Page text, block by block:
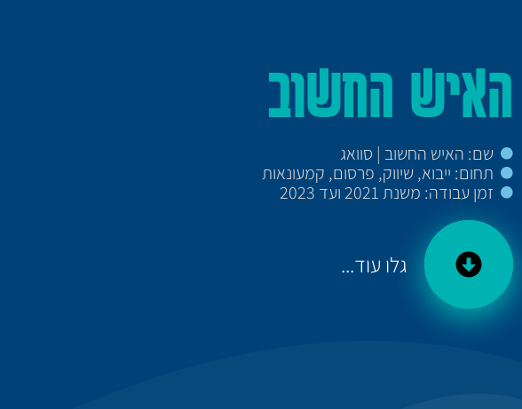
האיש החשוב
שם: האיש החשוב | סוואג
תחום: ייבוא, שיווק, פרסום, קמעונאות
זמן עבודה: משנת 2021 ועד 2023
גלו עוד...